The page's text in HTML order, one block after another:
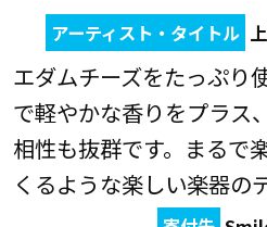
アーティスト・タイトル
エダムチーズをたっぷり
で軽やかな香りをプラス
相性も抜群です。まるで
くるような楽しい楽器の